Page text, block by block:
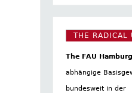
THE RADICAL
The FAU Hamburg
abhängige
bundesweit in der